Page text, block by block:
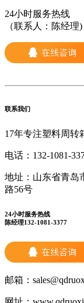
24小时服务热线
（联系人：陈经理)
联系我们
17年专注塑料周转
电话： 132-1081-
地址： 山东省青岛
路56号
24小时服务热线
陈经理132-1081-3377
邮箱：